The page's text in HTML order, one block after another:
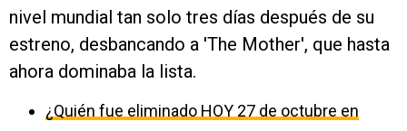
nivel mundial tan solo tres días después de su
estreno, desbancando a 'The Mother', que hasta
ahora dominaba la lista.
¿Quién fue eliminado HOY 27 de octubre en